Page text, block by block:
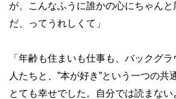
が、こんなふうに誰かの心にちゃん
だ、ってうれしくて」
「年齢も住まいも仕事も、バックグ
人たちと、”本が好き”という一つの共
とても幸せでした。自分では読まな